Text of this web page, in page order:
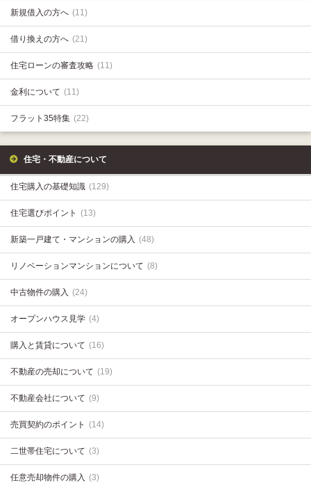
新規借入の方へ (11)
借り換えの方へ (21)
住宅ローンの審査攻略 (11)
金利について (11)
フラット35特集 (22)
住宅・不動産について
住宅購入の基礎知識 (129)
住宅選びポイント (13)
新築一戸建て・マンションの購入 (48)
リノベーションマンションについて (8)
中古物件の購入 (24)
オープンハウス見学 (4)
購入と賃貸について (16)
不動産の売却について (19)
不動産会社について (9)
売買契約のポイント (14)
二世帯住宅について (3)
任意売却物件の購入 (3)